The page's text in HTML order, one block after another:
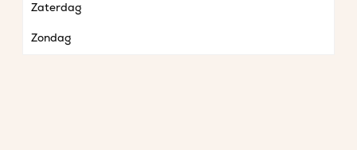
Zaterdag
Zondag